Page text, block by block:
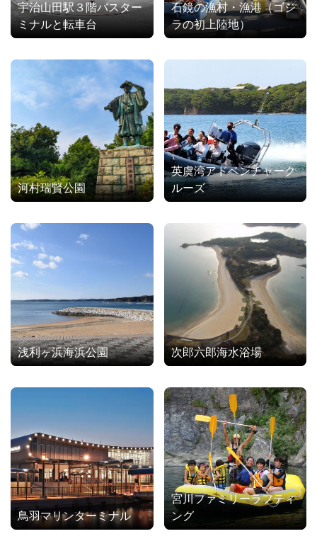
宇治山田駅３階バスター
ミナルと転車台
石鏡の漁村・漁港（ゴジ
ラの初上陸地）
河村瑞賢公園
英虞湾アドベンチャーク
ルーズ
浅利ヶ浜海浜公園 次郎六郎海水浴場
鳥羽マリンターミナル
宮川ファミリーラフティ
ング